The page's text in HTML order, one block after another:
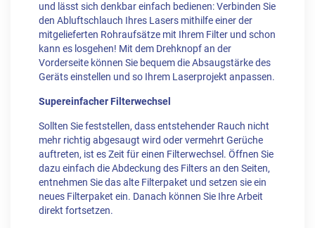
und lässt sich denkbar einfach bedienen: Verbinden Sie
den Abluftschlauch Ihres Lasers mithilfe einer der
mitgelieferten Rohraufsätze mit Ihrem Filter und schon
kann es losgehen! Mit dem Drehknopf an der
Vorderseite können Sie bequem die Absaugstärke des
Geräts einstellen und so Ihrem Laserprojekt anpassen.
Supereinfacher Filterwechsel
Sollten Sie feststellen, dass entstehender Rauch nicht
mehr richtig abgesaugt wird oder vermehrt Gerüche
auftreten, ist es Zeit für einen Filterwechsel. Öffnen Sie
dazu einfach die Abdeckung des Filters an den Seiten,
entnehmen Sie das alte Filterpaket und setzen sie ein
neues Filterpaket ein. Danach können Sie Ihre Arbeit
direkt fortsetzen.